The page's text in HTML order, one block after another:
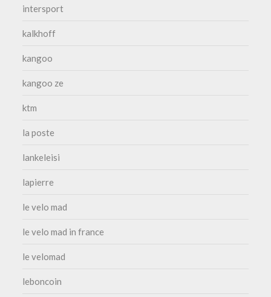
intersport
kalkhoff
kangoo
kangoo ze
ktm
la poste
lankeleisi
lapierre
le velo mad
le velo mad in france
le velomad
leboncoin